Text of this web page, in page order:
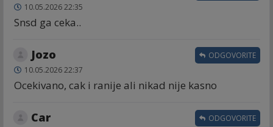
10.05.2026 22:35
Snsd ga ceka..
Jozo
10.05.2026 22:37
Ocekivano, cak i ranije ali nikad nije kasno
ODGOVORITE
Car ODGOVORITE